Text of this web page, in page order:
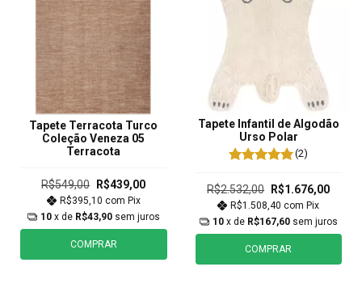
Tapete Terracota Turco
Coleção Veneza 05
Terracota
R$549,00 R$439,00
R$395,10 com Pix
10 x de R$43,90 sem juros
COMPRAR
Tapete Infantil de Algodão
Urso Polar
(2)
R$2.532,00 R$1.676,00
R$1.508,40com Pix
10 x de R$167,60 sem juros
COMPRAR